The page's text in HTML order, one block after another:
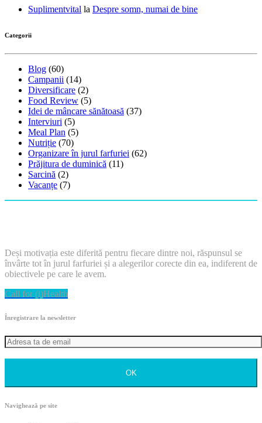
Suplimentvital la Despre somn, numai de bine
Categorii
Blog (60)
Campanii (14)
Diversificare (2)
Food Review (5)
Idei de mâncare sănătoasă (37)
Interviuri (5)
Meal Plan (5)
Nutriție (70)
Organizare în jurul farfuriei (62)
Prăjitura de duminică (11)
Sarcină (2)
Vacanțe (7)
Deși motivația este diferită pentru fiecare dintre noi, răspunsul se
învârte tot în jurul farfuriei și a alegerilor corecte din ea, indiferent de
obiectivele pe care le avem.
Call for (i)Health
Înregistrare la newsletter
OK
Navighează pe site